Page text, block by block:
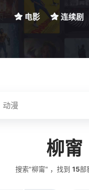
电影 连续剧
柳甯
搜索"柳甯" ，找到 15部